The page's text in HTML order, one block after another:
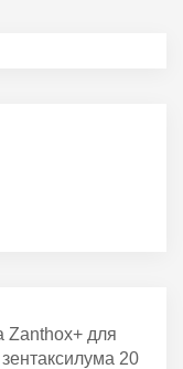
Zanthox+ для
20